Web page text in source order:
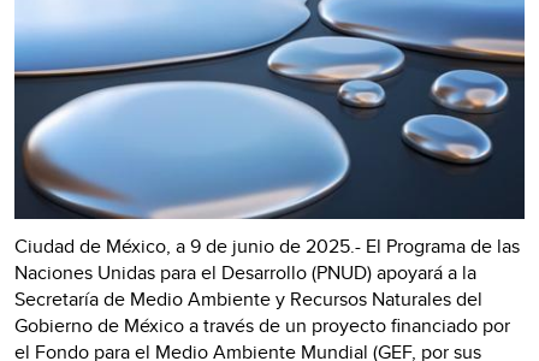
Ciudad de México, a 9 de junio de 2025.- El Programa de las
Naciones Unidas para el Desarrollo (PNUD) apoyará a la
Secretaría de Medio Ambiente y Recursos Naturales del
Gobierno de México a través de un proyecto financiado por
el Fondo para el Medio Ambiente Mundial (GEF, por sus